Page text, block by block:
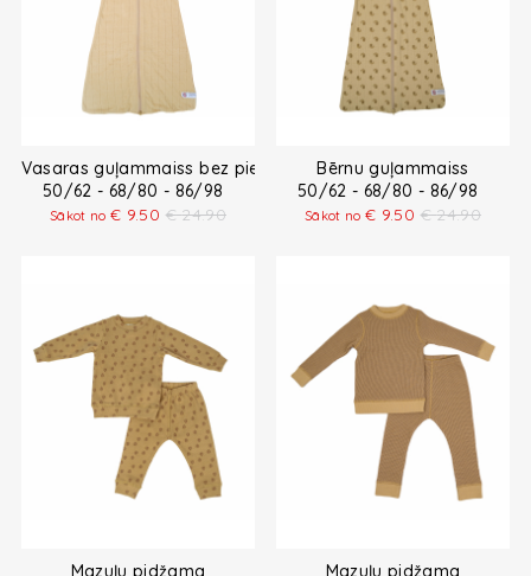
Vasaras guļammaiss bez piedurknēm
50/62 - 68/80 - 86/98
Sākot no€ 9.50 € 24.90
Bērnu guļammaiss
50/62 - 68/80 - 86/98
Sākot no€ 9.50 € 24.90
Mazuļu pidžama
Mazuļu pidžama